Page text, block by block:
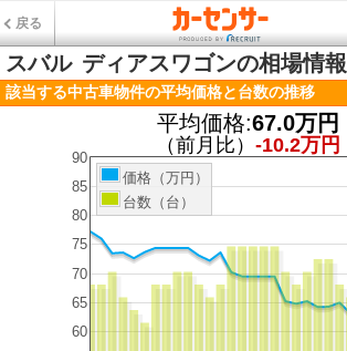
戻る
スバル ディアスワゴンの相場情報
該当する中古車物件の平均価格と台数の推移
平均価格:67.0万円
（前月比） -10.2万円
60
65
70
75
80
85
90
価格（万円）
台数（台）